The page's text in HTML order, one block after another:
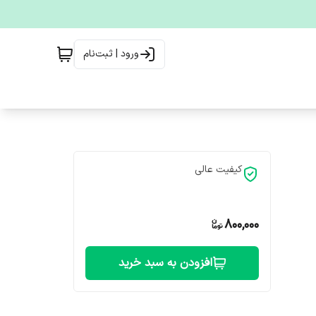
ورود | ثبت‌نام
کیفیت عالی
800,000
افزودن به سبد خرید